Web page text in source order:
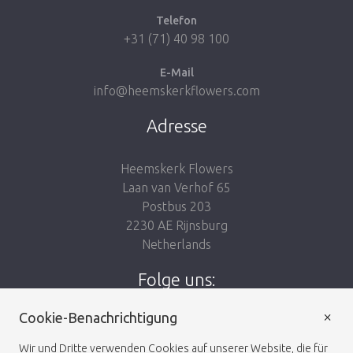
Telefon
+31 (71) 40 98 100
E-Mail
info@heemskerkflowers.com
Adresse
Heemskerk Flowers
Laan van Verhof 65
Postbus 203
2230 AE Rijnsburg
Netherlands
Folge uns:
Cookie-Benachrichtigung
Wir und Dritte verwenden Cookies auf unserer Website, die für
×